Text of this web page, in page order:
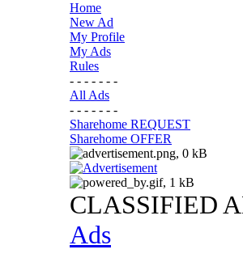
Home
New Ad
My Profile
My Ads
Rules
- - - - - - -
All Ads
- - - - - - -
Sharehome REQUEST
Sharehome OFFER
CLASSIFIED
Ads